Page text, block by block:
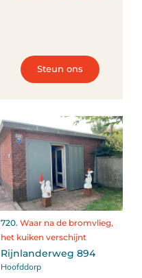
Steun ons
720. Waar na de bromvlieg,
het kuiken verschijnt
Rijnlanderweg 894
Hoofddorp